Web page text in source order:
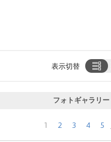
表示切替
フォトギャラリー
1 2 3 4 5